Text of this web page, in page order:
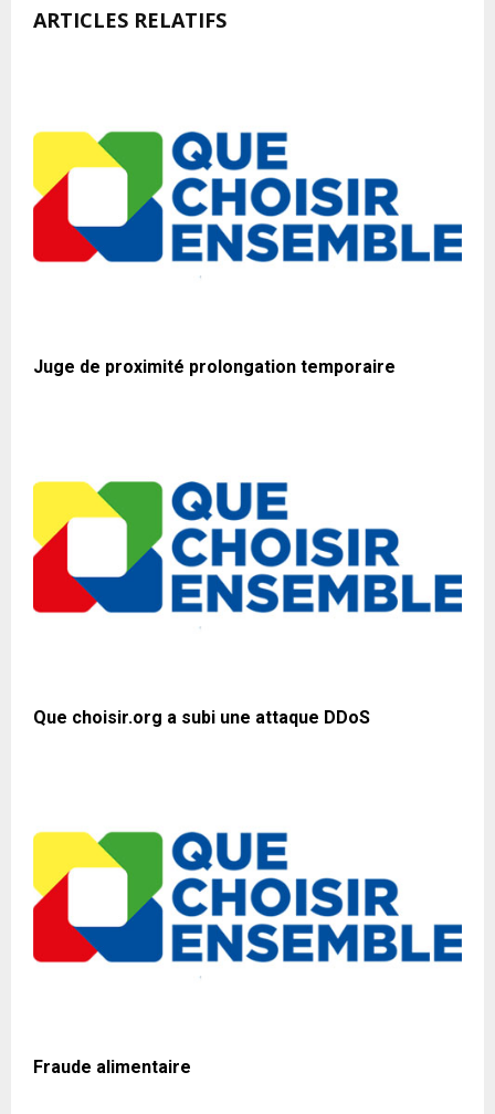
ARTICLES RELATIFS
Juge de proximité prolongation temporaire
Que choisir.org a subi une attaque DDoS
Fraude alimentaire